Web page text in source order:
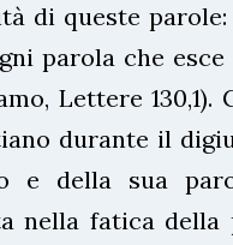
di queste parole:
parola che esce
Lettere 130,1).
durante il
e della sua
nella fatica della